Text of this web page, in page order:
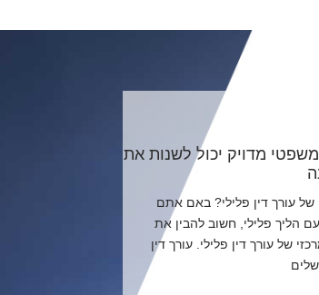
משפטי מדויק יכול לשנות את
של עורך דין פלילי? באם אתם
הליך פלילי, חשוב להבין את
של עורך דין פלילי. עורך דין